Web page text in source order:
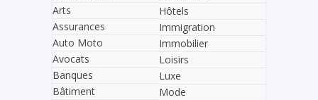
Arts
Assurances
Auto Moto
Avocats
Banques
Bâtiment
Hôtels
Immigration
Immobilier
Loisirs
Luxe
Mode